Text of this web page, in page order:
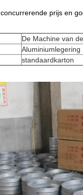
, concurrerende prijs en
De Machine van
Aluminiumlegering
standaardkarton